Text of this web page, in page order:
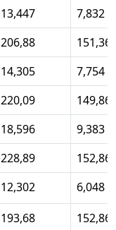
13,447
7,832
206,88
151,36
14,305
7,754
220,09
149,86
18,596
9,383
228,89
152,86
12,302
6,048
193,68
152,86